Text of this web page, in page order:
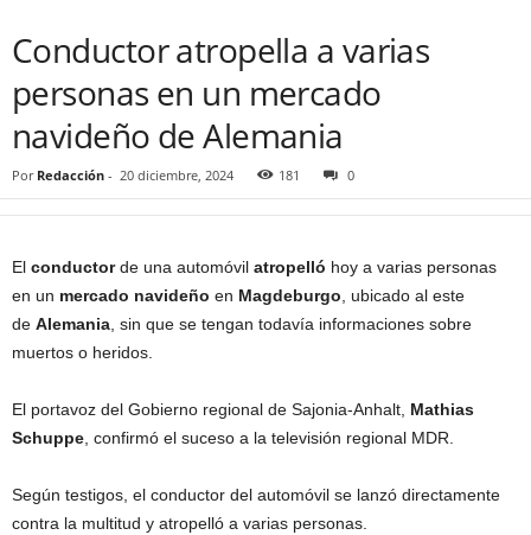
Conductor atropella a varias
personas en un mercado
navideño de Alemania
Por Redacción - 20 diciembre, 2024 181 0
El conductorde una automóvil atropelló hoy a varias personas
en un mercado navideño en Magdeburgo , ubicado al este
de Alemania , sin que se tengan todavía informaciones sobre
muertos o heridos.
El portavoz del Gobierno regional de Sajonia-Anhalt, Mathias
Schuppe , confirmó el suceso a la televisión regional MDR.
Según testigos, el conductor del automóvil se lanzó directamente
contra la multitud y atropelló a varias personas.